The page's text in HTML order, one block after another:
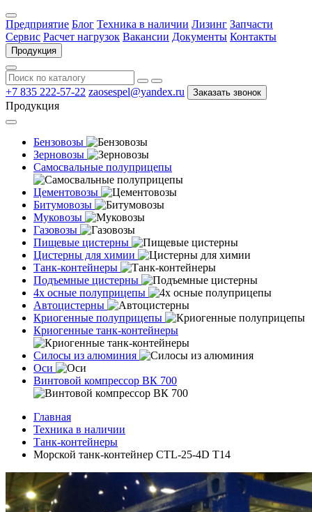
Предприятие Блог Техника в наличии Лизинг Запчасти
Сервис Расчет нагрузок Вакансии Документы Контакты
Продукция
+7 835 222-57-22 zaosespel@yandex.ru Заказать звонок
Продукция
Бензовозы
Зерновозы
Самосвальные полуприцепы
Цементовозы
Битумовозы
Муковозы
Газовозы
Пищевые цистерны
Цистерны для химии
Танк-контейнеры
Подъемные цистерны
4х осные полуприцепы
Автоцистерны
Криогенные полуприцепы
Криогенные танк-контейнеры
Силосы из алюминия
Оси
Винтовой компрессор ВК 700
Главная
Техника в наличии
Танк-контейнеры
Морской танк-контейнер CTL-25-4D T14